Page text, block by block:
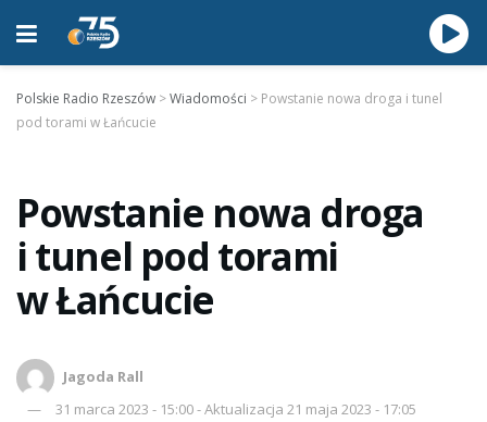
Polskie Radio Rzeszów >Wiadomości > Powstanie nowa droga i tunel
pod torami w Łańcucie
Powstanie nowa droga
i tunel pod torami
w Łańcucie
Jagoda Rall
31 marca 2023 - 15:00 - Aktualizacja 21 maja 2023 - 17:05